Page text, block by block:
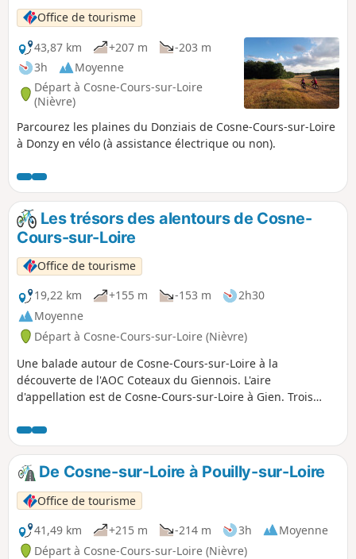
Office de tourisme
43,87 km
+207 m
-203 m
3h
Moyenne
Départ à Cosne-Cours-sur-Loire
(Nièvre)
Parcourez les plaines du Donziais de Cosne-Cours-sur-Loire
à Donzy en vélo (à assistance électrique ou non).
Les trésors des alentours de Cosne-
Cours-sur-Loire
Office de tourisme
19,22 km
+155 m -153 m
2h30
Moyenne
Départ à Cosne-Cours-sur-Loire (Nièvre)
Une balade autour de Cosne-Cours-sur-Loire à la
découverte de l'AOC Coteaux du Giennois. L'aire
d'appellation est de Cosne-Cours-sur-Loire à Gien. Trois
cultivés. Ce parcours vous faire prendre de la hauteur et
admirer les différents paysages qui font la richesse et la
diversité des Coteaux du Giennois. Ne loupez pas
également les moulins de Moulin l'Évêque, l'Église de Saint-
Père ou encore la Commanderie templière de Villemoison.
De Cosne-sur-Loire à Pouilly-sur-Loire
Office de tourisme
41,49 km
+215 m -214 m 3h
Moyenne
Départ à Cosne-Cours-sur-Loire (Nièvre)